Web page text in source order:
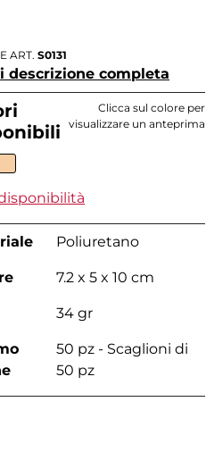
ART. S0131
descrizione completa
Clicca sul colore per
visualizzare un anteprima
Poliuretano
7.2 x 5 x 10 cm
34 gr
50 pz - Scaglioni di
50 pz